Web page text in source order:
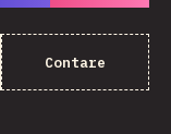
Contare